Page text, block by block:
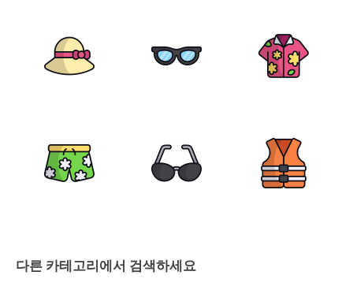
다른 카테고리에서 검색하세요